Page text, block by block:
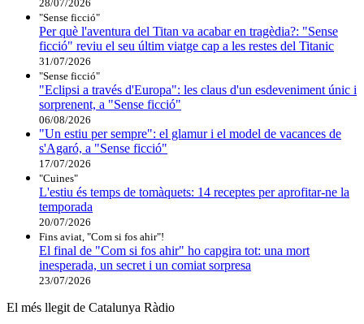
28/07/2026
"Sense ficció"
Per què l'aventura del Titan va acabar en tragèdia?: "Sense
ficció" reviu el seu últim viatge cap a les restes del Titanic
31/07/2026
"Sense ficció"
"Eclipsi a través d'Europa": les claus d'un esdeveniment únic i
sorprenent, a "Sense ficció"
06/08/2026
"Un estiu per sempre": el glamur i el model de vacances de
s'Agaró, a "Sense ficció"
17/07/2026
"Cuines"
L'estiu és temps de tomàquets: 14 receptes per aprofitar-ne la
temporada
20/07/2026
Fins aviat, "Com si fos ahir"!
El final de "Com si fos ahir" ho capgira tot: una mort
inesperada, un secret i un comiat sorpresa
23/07/2026
El més llegit de Catalunya Ràdio